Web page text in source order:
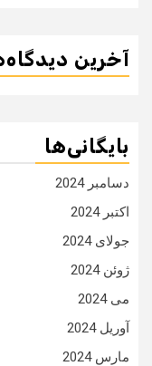
آخرین
بایگانی‌ها
دسامبر 2024
اکتبر 2024
جولای 2024
ژوئن 2024
می 2024
آوریل 2024
مارس 2024